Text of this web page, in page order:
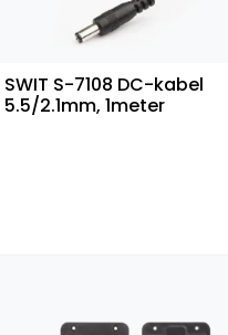
SWIT S-7108 DC-kabel
5.5/2.1mm, 1meter